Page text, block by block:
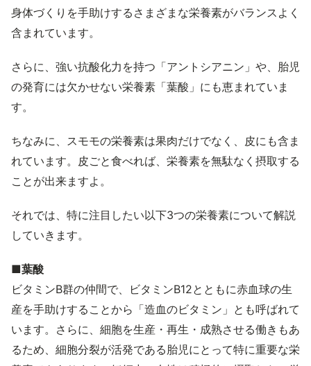
身体づくりを手助けするさまざまな栄養素がバランスよく
含まれています。
さらに、強い抗酸化力を持つ「アントシアニン」や、胎児
の発育には欠かせない栄養素「葉酸」にも恵まれていま
す。
ちなみに、スモモの栄養素は果肉だけでなく、皮にも含ま
れています。皮ごと食べれば、栄養素を無駄なく摂取する
ことが出来ますよ。
それでは、特に注目したい以下3つの栄養素について解説
していきます。
■葉酸
ビタミンB群の仲間で、ビタミンB12とともに赤血球の生
産を手助けすることから「造血のビタミン」とも呼ばれて
います。さらに、細胞を生産・再生・成熟させる働きもあ
るため、細胞分裂が活発である胎児にとって特に重要な栄